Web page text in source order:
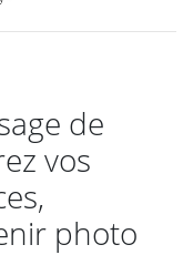
de
vos
photo